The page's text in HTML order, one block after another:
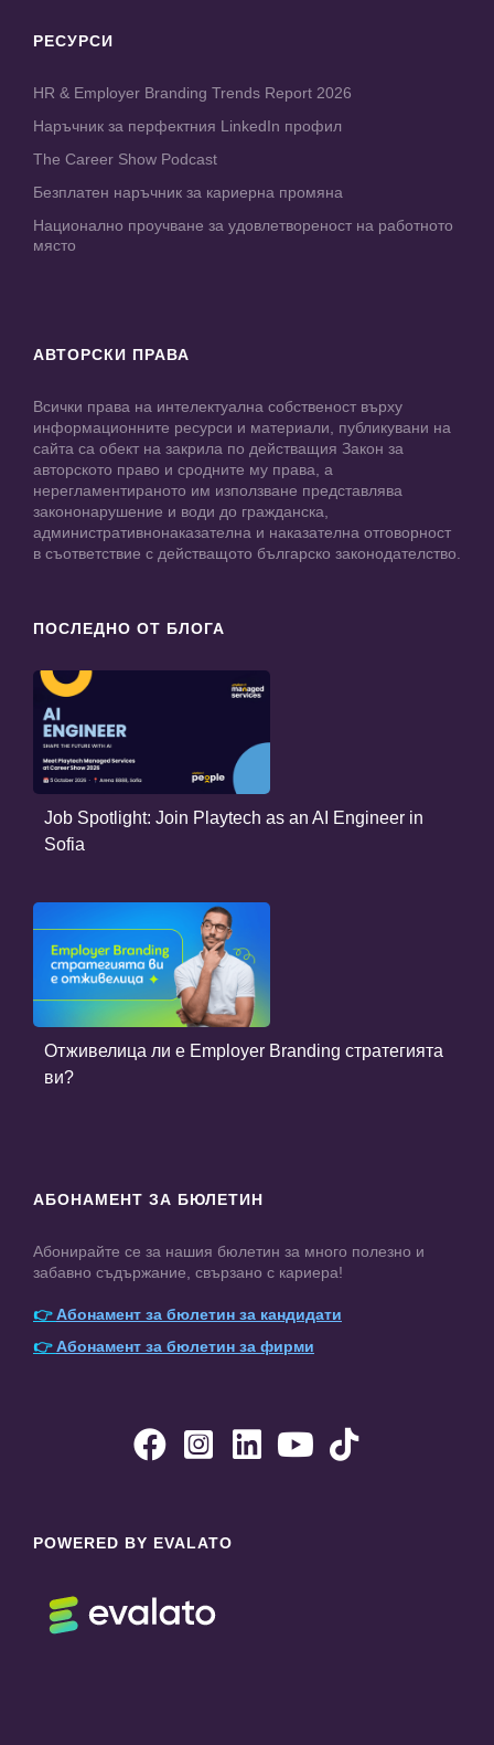
РЕСУРСИ
HR & Employer Branding Trends Report 2026
Наръчник за перфектния LinkedIn профил
The Career Show Podcast
Безплатен наръчник за кариерна промяна
Национално проучване за удовлетвореност на работното
място
АВТОРСКИ ПРАВА
Всички права на интелектуална собственост върху
информационните ресурси и материали, публикувани на
сайта са обект на закрила по действащия Закон за
авторското право и сродните му права, а
нерегламентираното им използване представлява
закононарушение и води до гражданска,
административнонаказателна и наказателна отговорност
в съответствие с действащото българско законодателство.
ПОСЛЕДНО ОТ БЛОГА
Job Spotlight: Join Playtech as an AI Engineer in
Sofia
Отживелица ли е Employer Branding стратегията
ви?
АБОНАМЕНТ ЗА БЮЛЕТИН
Абонирайте се за нашия бюлетин за много полезно и
забавно съдържание, свързано с кариера!
👉Абонамент за бюлетин за кандидати
👉Абонамент за бюлетин за фирми
    
POWERED BY EVALATO